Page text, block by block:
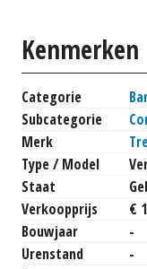
Kenmerken
Categorie
Subcategorie
Merk
Type / Model
Staat
Verkoopprijs
€
Bouwjaar
-
Urenstand
-